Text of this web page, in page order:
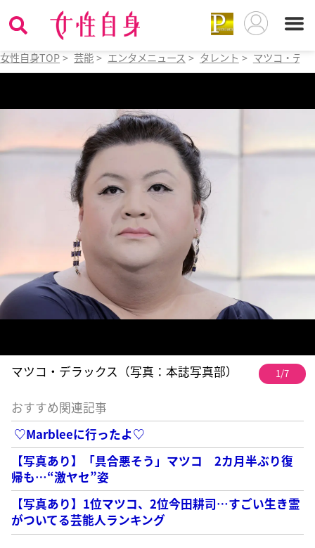
女性自身TOP > 芸能 > エンタメニュース > タレント > マツコ・デ
マツコ・デラックス（写真：本誌写真部） 1/7
おすすめ関連記事
♡Marbleeに行ったよ♡
【写真あり】「具合悪そう」マツコ 2カ月半ぶり復
帰も…“激ヤセ”姿
【写真あり】1位マツコ、2位今田耕司…すごい生き霊
がついてる芸能人ランキング